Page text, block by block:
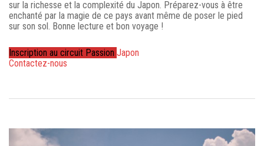
sur la richesse et la complexité du Japon. Préparez-vous à être
enchanté par la magie de ce pays avant même de poser le pied
sur son sol. Bonne lecture et bon voyage !
Inscription au circuit Passion Japon
Contactez-nous